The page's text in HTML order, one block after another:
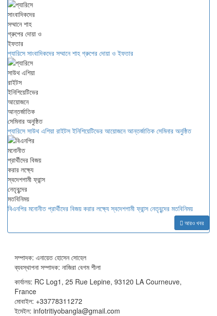
প্যারিসে সাংবাদিকদের সম্মানে শাহ গ্রুপের দোয়া ও ইফতার
প্যারিসে সাউথ এশিয়া রাইটস ইনিশিয়েটিভের আয়োজনে আন্তর্জাতিক সেমিনার অনুষ্ঠিত
বিএনপির মনোনীত প্রার্থীদের বিজয় করার লক্ষ্যে স্বদেশগামী ফ্রান্স নেতৃবৃন্দের মতবিনিময়
আরও খবর
সম্পাদক: এনায়েত হোসেন সোহেল
ব্যবস্থাপনা সম্পাদক: নাজিরা বেগম শীলা
কার্যালয়: RC Log1, 25 Rue Lepine, 93120 LA Courneuve,
France
মোবাইল: +33778311272
ইমেইল: infotritiyobangla@gmail.com